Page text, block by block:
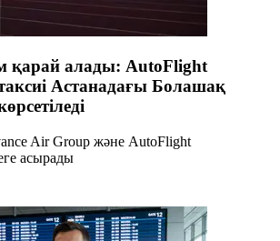
қарай алады: AutoFlight
Астанадағы Болашақ
Air Group және AutoFlight
асырады